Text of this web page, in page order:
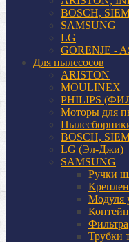
BOSCH,
SAMSUNG
LG
GORENJE -
Для пылесосов
ARISTON
MOULINEX
PHILIPS
Моторы для
BOSCH,
LG (Эл-Джи)
SAMSUNG
Ручки
Модуля
Трубки